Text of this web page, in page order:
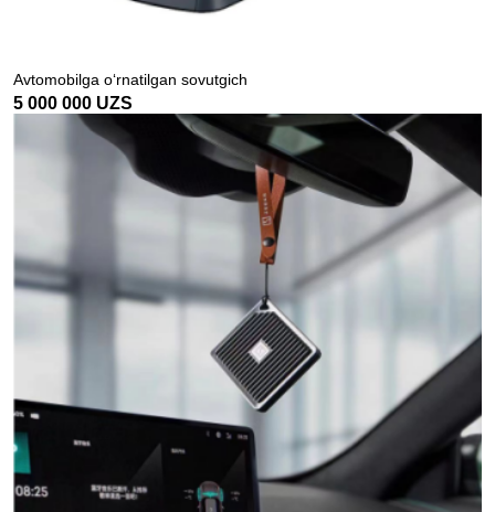
Avtomobilga o‘rnatilgan sovutgich
5 000 000 UZS